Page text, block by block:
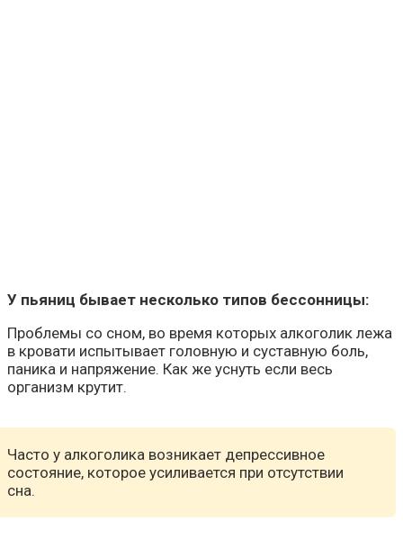
У пьяниц бывает несколько типов бессонницы:
Проблемы со сном, во время которых алкоголик лежа
в кровати испытывает головную и суставную боль,
паника и напряжение. Как же уснуть если весь
организм крутит.
Часто у алкоголика возникает депрессивное
состояние, которое усиливается при отсутствии
сна.